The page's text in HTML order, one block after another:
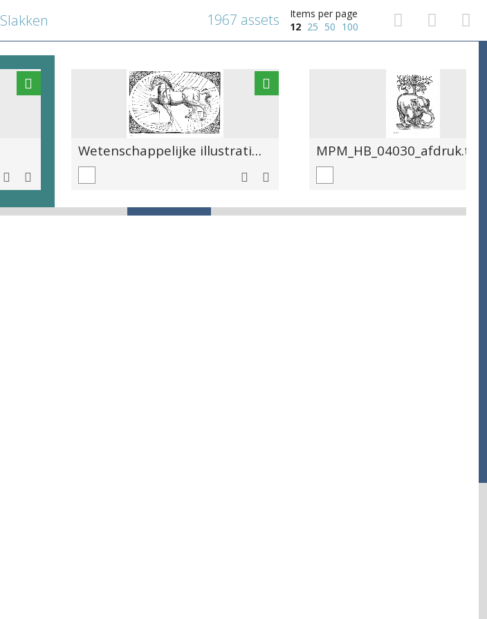
Slakken
Items per page
12 25 50 100
1967 assets
Wetenschappelijke illustratie van verschillende ziekten die een paard kunnen treffen, met aanduidingen MPM_HB_04030_afdruk.tif